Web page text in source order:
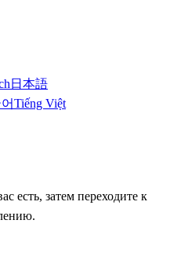
日本語
Tiếng Việt
есть, затем переходите к